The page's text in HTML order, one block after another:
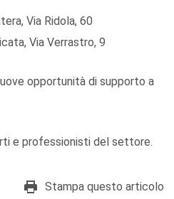
Via Ridola, 60
Via Verrastro, 9
opportunità di supporto a
e professionisti del settore.
Stampa questo articolo